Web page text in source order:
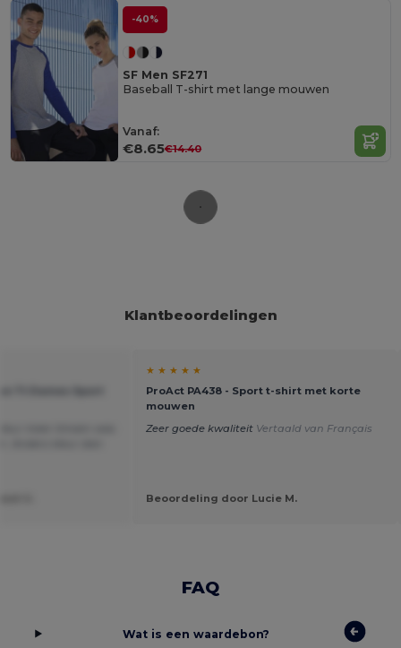
-40%
SF Men SF271
Baseball T-shirt met lange mouwen
Vanaf:
€8.65€14.40
Klantbeoordelingen
★ ★ ★ ★ ★
ProAct PA438 - Sport t-shirt met korte
mouwen
Zeer goede kwaliteit Vertaald van Français
Beoordeling door Lucie M.
FAQ
Wat is een waardebon?